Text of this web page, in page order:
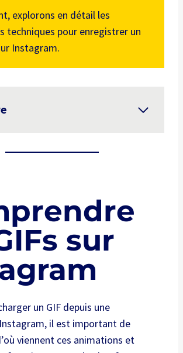
explorons en détail les
techniques pour enregistrer un
Instagram.
sur
un GIF depuis une
il est important de
viennent ces animations et